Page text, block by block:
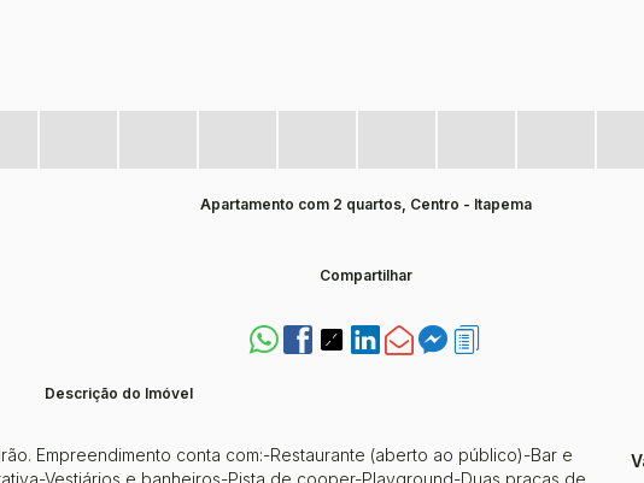
Apartamento com 2 quartos, Centro - Itapema
Compartilhar
Descrição do Imóvel
Empreendimento conta com:-Restaurante (aberto ao público)-Bar e
Vestiários e banheiros-Pista de cooper-Playground-Duas praças de